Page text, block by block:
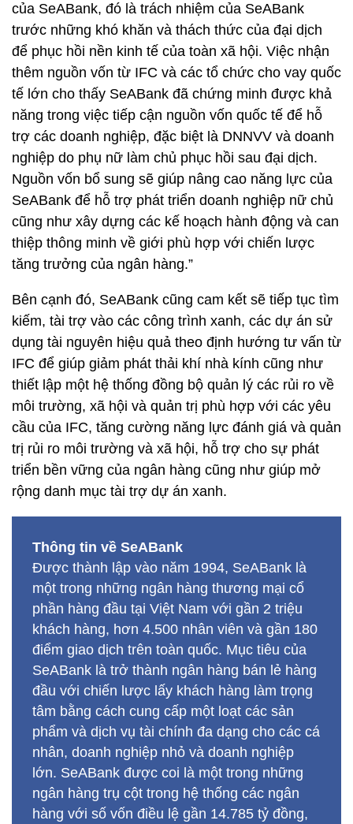
của SeABank, đó là trách nhiệm của SeABank
trước những khó khăn và thách thức của đại dịch
để phục hồi nền kinh tế của toàn xã hội. Việc nhận
thêm nguồn vốn từ IFC và các tổ chức cho vay quốc
tế lớn cho thấy SeABank đã chứng minh được khả
năng trong việc tiếp cận nguồn vốn quốc tế để hỗ
trợ các doanh nghiệp, đặc biệt là DNNVV và doanh
nghiệp do phụ nữ làm chủ phục hồi sau đại dịch.
Nguồn vốn bổ sung sẽ giúp nâng cao năng lực của
SeABank để hỗ trợ phát triển doanh nghiệp nữ chủ
cũng như xây dựng các kế hoạch hành động và can
thiệp thông minh về giới phù hợp với chiến lược
tăng trưởng của ngân hàng.”
Bên cạnh đó, SeABank cũng cam kết sẽ tiếp tục tìm
kiếm, tài trợ vào các công trình xanh, các dự án sử
dụng tài nguyên hiệu quả theo định hướng tư vấn từ
IFC để giúp giảm phát thải khí nhà kính cũng như
thiết lập một hệ thống đồng bộ quản lý các rủi ro về
môi trường, xã hội và quản trị phù hợp với các yêu
cầu của IFC, tăng cường năng lực đánh giá và quản
trị rủi ro môi trường và xã hội, hỗ trợ cho sự phát
triển bền vững của ngân hàng cũng như giúp mở
rộng danh mục tài trợ dự án xanh.
Thông tin về SeABank
Được thành lập vào năm 1994, SeABank là
một trong những ngân hàng thương mại cổ
phần hàng đầu tại Việt Nam với gần 2 triệu
khách hàng, hơn 4.500 nhân viên và gần 180
điểm giao dịch trên toàn quốc. Mục tiêu của
SeABank là trở thành ngân hàng bán lẻ hàng
đầu với chiến lược lấy khách hàng làm trọng
tâm bằng cách cung cấp một loạt các sản
phẩm và dịch vụ tài chính đa dạng cho các cá
nhân, doanh nghiệp nhỏ và doanh nghiệp
lớn. SeABank được coi là một trong những
ngân hàng trụ cột trong hệ thống các ngân
hàng với số vốn điều lệ gần 14.785 tỷ đồng,